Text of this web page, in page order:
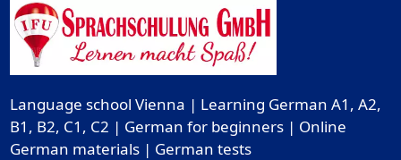
Language school Vienna | Learning German A1, A2,
B1, B2, C1, C2 | German for beginners | Online
German materials | German tests